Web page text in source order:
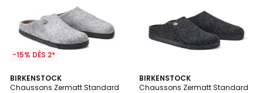
-15% DÈS 2*
BIRKENSTOCK
Chaussons Zermatt Standard
4,5
/ 5
BIRKENSTOCK
Chaussons Zermatt Standard